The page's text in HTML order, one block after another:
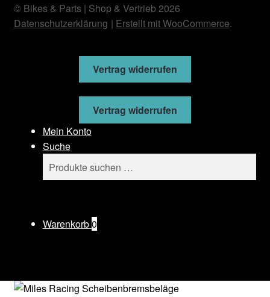
© Bikes & Parts | Shop & Vertrieb 2026
Datenschutzerklärung
Erstellt mit WooCommerce.
Vertrag widerrufen
Vertrag widerrufen
Mein Konto
Suche
Suchen
nach:
Suchen
Warenkorb0